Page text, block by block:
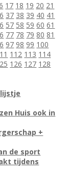
17 18 19 20 21
37 38 39 40 41
57 58 59 60 61
77 78 79 80 81
97 98 99 100
112 113 114
126 127 128
Huis ook in
+
de sport
tijdens